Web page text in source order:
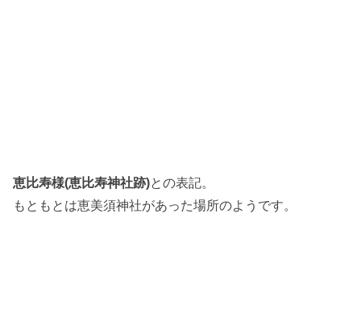
恵比寿様(恵比寿神社跡)との表記。
もともとは恵美須神社があった場所のようです。